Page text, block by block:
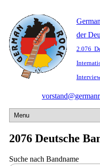
der
2.076
2076 Deutsche
Suche nach Bandname